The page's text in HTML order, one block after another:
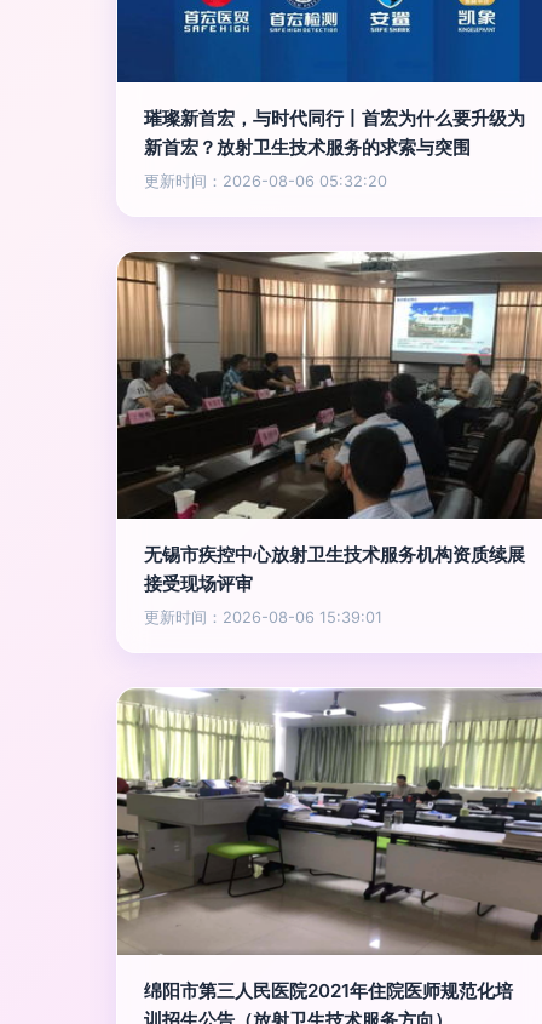
璀璨新首宏，与时代同行丨首宏为什么要升级为
新首宏？放射卫生技术服务的求索与突围
更新时间：2026-08-06 05:32:20
无锡市疾控中心放射卫生技术服务机构资质续展
接受现场评审
更新时间：2026-08-06 15:39:01
绵阳市第三人民医院2021年住院医师规范化培